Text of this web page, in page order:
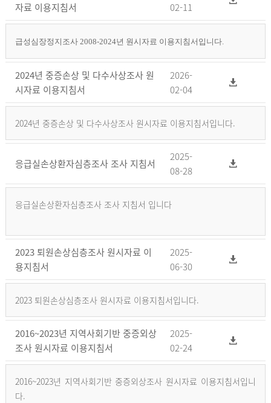
자료 이용지침서
02-11
급성심장정지조사 2008-2024년 원시자료 이용지침서입니다.
2024년 중증손상 및 다수사상조사 원
시자료 이용지침서
2026-
02-04
2024년 중증손상 및 다수사상조사 원시자료 이용지침서입니다.
응급실손상환자심층조사 조사 지침서
2025-
08-28
응급실손상환자심층조사 조사 지침서 입니다
2023 퇴원손상심층조사 원시자료 이
용지침서
2025-
06-30
2023 퇴원손상심층조사 원시자료 이용지침서입니다.
2016~2023년 지역사회기반 중증외상
조사 원시자료 이용지침서
2025-
02-24
2016~2023년 지역사회기반 중증외상조사 원시자료 이용지침서입니
다.